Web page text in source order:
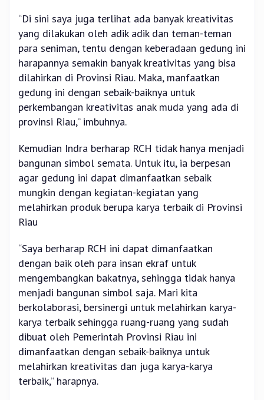
“Di sini saya juga terlihat ada banyak kreativitas
yang dilakukan oleh adik adik dan teman-teman
para seniman, tentu dengan keberadaan gedung ini
harapannya semakin banyak kreativitas yang bisa
dilahirkan di Provinsi Riau. Maka, manfaatkan
gedung ini dengan sebaik-baiknya untuk
perkembangan kreativitas anak muda yang ada di
provinsi Riau,” imbuhnya.
Kemudian Indra berharap RCH tidak hanya menjadi
bangunan simbol semata. Untuk itu, ia berpesan
agar gedung ini dapat dimanfaatkan sebaik
mungkin dengan kegiatan-kegiatan yang
melahirkan produk berupa karya terbaik di Provinsi
Riau
“Saya berharap RCH ini dapat dimanfaatkan
dengan baik oleh para insan ekraf untuk
mengembangkan bakatnya, sehingga tidak hanya
menjadi bangunan simbol saja. Mari kita
berkolaborasi, bersinergi untuk melahirkan karya-
karya terbaik sehingga ruang-ruang yang sudah
dibuat oleh Pemerintah Provinsi Riau ini
dimanfaatkan dengan sebaik-baiknya untuk
melahirkan kreativitas dan juga karya-karya
terbaik,” harapnya.